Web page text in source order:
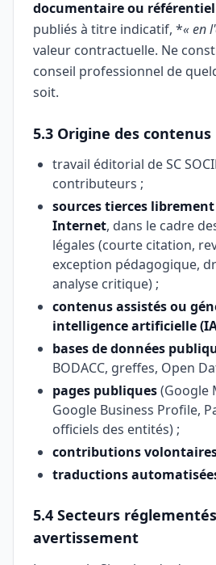
documentaire ou
publiés à titre indicatif, *« en
valeur contractuelle. Ne
conseil professionnel de
soit.
5.3 Origine des contenus
travail éditorial de SC
contributeurs ;
sources tierces
Internet, dans le cadre
légales (courte citation,
exception pédagogique,
analyse critique) ;
contenus assistés ou
intelligence artificielle
bases de données
BODACC, greffes, Open
pages publiques(Google
Google Business Profile,
officiels des entités) ;
contributions
traductions
5.4 Secteurs
avertissement